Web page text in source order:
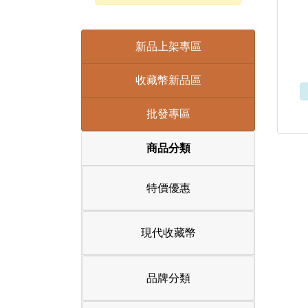
新品上架專區
收藏幣新品區
批發專區
商品分類
特價優惠
現代收藏幣
品牌分類